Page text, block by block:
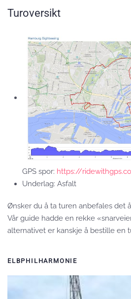
Turoversikt
GPS spor: https://
Underlag: Asfalt
Ønsker du å ta turen anbefales det
Vår guide hadde en rekke
alternativet er kanskje å bestille en
ELBPHILHARMONIE